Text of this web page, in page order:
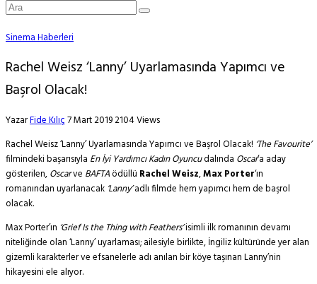
Sinema Haberleri
Rachel Weisz ‘Lanny’ Uyarlamasında Yapımcı ve
Başrol Olacak!
YazarFide Kılıç7 Mart 20192104 Views
Rachel Weisz ‘Lanny’ Uyarlamasında Yapımcı ve Başrol Olacak! ‘The Favourite’
filmindeki başarısıyla En İyi Yardımcı Kadın Oyuncudalında Oscar‘a aday
gösterilen,Oscarve BAFTAödüllü Rachel Weisz,Max Porter‘ın
romanından uyarlanacak ‘Lanny’adlı filmde hem yapımcı hem de başrol
olacak.
Max Porter’ın ‘Grief Is the Thing with Feathers’isimli ilk romanının devamı
niteliğinde olan ‘Lanny’ uyarlaması; ailesiyle birlikte, İngiliz kültüründe yer alan
gizemli karakterler ve efsanelerle adı anılan bir köye taşınan Lanny’nin
hikayesini ele alıyor.